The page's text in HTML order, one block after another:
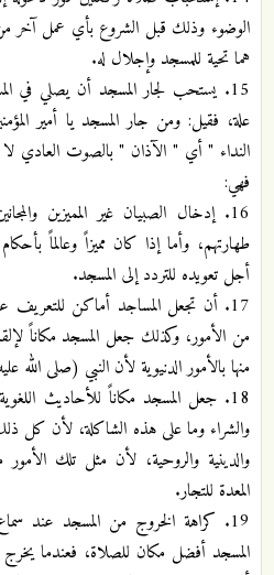
الوضوء وذلك قبل الشروع بأي عمل آخر
هما تحية للمسجد وإجلال له.
15. يستحب لجار المسجد أن يصلي في
علة، فقيل: ومن جار المسجد يا أمير
النداء " أي " الآذان " بالصوت العادي لا
فهي:
16. إدخال الصبيان غير المميزين
طهارتهم، وأما إذا كان مميزاً وعالماً
أجل تعويده للتردد إلى المسجد.
17. أن تجعل المساجد أماكن للتعريف
من الأمور، وكذلك جعل المسجد مكاناً
منها بالأمور الدنيوية لأن النبي (صلى
18. جعل المسجد مكاناً للأحاديث
والشراء وما على هذه الشاكلة، لأن كل
والدينية والروحية، لأن مثل تلك الأمور
المعدة للتجار.
19. كراهة الخروج من المسجد عند
المسجد أفضل مكان للصلاة، فعندما يخرج